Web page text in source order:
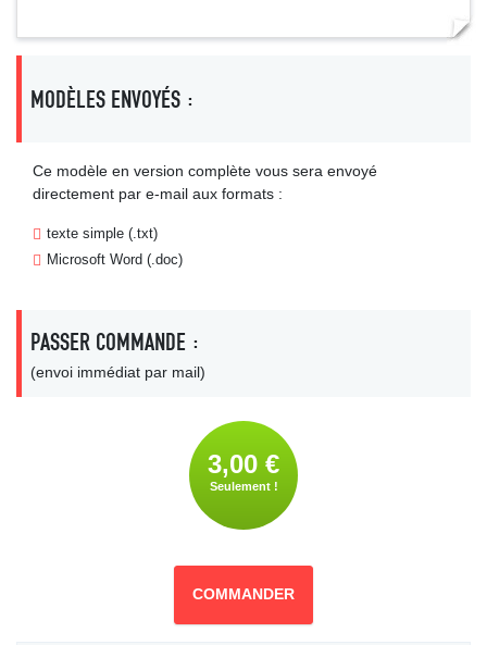
MODÈLES ENVOYÉS :
Ce modèle en version complète vous sera envoyé
directement par e-mail aux formats :
texte simple (.txt)
Microsoft Word (.doc)
PASSER COMMANDE :
(envoi immédiat par mail)
3,00 €
Seulement !
COMMANDER